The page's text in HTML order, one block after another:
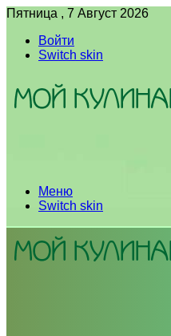
Пятница , 7 Август 2026
Войти
Switch skin
Меню
Switch skin